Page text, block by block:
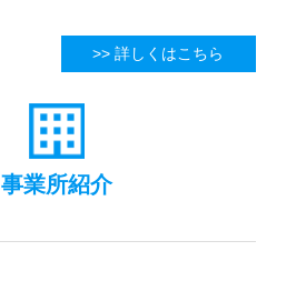
>> 詳しくはこちら
事業所紹介